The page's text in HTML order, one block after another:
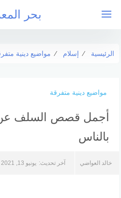
بحر
الرئيسية ⁄ إسلام ⁄ مواضيع دينية
مواضيع دينية متفرقة
أجمل قصص السلف
بالناس
خالد العواضي آخر تحديث: يونيو 13, 2021